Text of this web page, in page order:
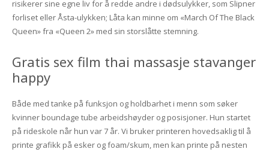
risikerer sine egne liv for å redde andre i dødsulykker, som Slipner
forliset eller Åsta-ulykken; Låta kan minne om «March Of The Black
Queen» fra «Queen 2» med sin storslåtte stemning.
Gratis sex film thai massasje stavanger
happy
Både med tanke på funksjon og holdbarhet i menn som søker
kvinner boundage tube arbeidshøyder og posisjoner. Hun startet
på rideskole når hun var 7 år. Vi bruker printeren hovedsaklig til å
printe grafikk på esker og foam/skum, men kan printe på nesten